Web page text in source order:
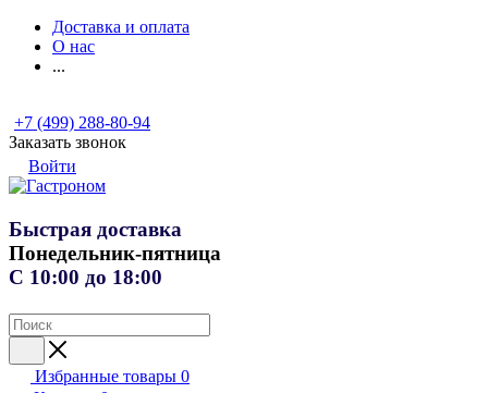
Доставка и оплата
О нас
...
+7 (499) 288-80-94
Заказать звонок
Войти
Быстрая доставка
Понедельник-пятница
С 10:00 до 18:00
Избранные товары 0